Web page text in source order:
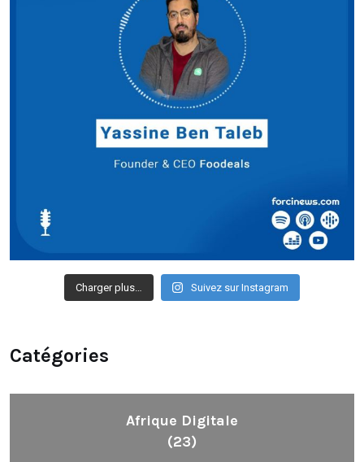
Charger plus… Suivez sur Instagram
Catégories
Afrique Digitale
(23)